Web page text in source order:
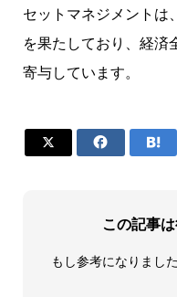
セットマネジメントは
を果たしており、経済
寄与しています。
  
この記事
もし参考になりまし